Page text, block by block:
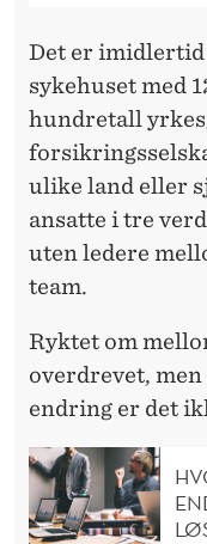
Det er imidlertid
sykehuset med
hundretall
ulike land eller
ansatte i tre
uten ledere
team.
Ryktet om
overdrevet,
endring er det